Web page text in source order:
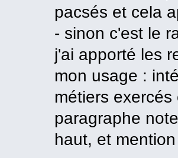
pacsés et cela
- sinon c'est le
j'ai apporté les
mon usage :
métiers
paragraphe
haut, et